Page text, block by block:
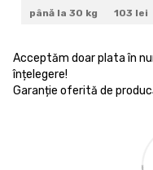
până la 30 kg
103 lei
Acceptăm doar plata în
înțelegere!
Garanție oferită de